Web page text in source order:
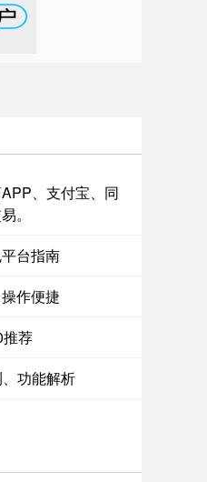
、支付宝、同
。
台指南
作便捷
荐
功能解析